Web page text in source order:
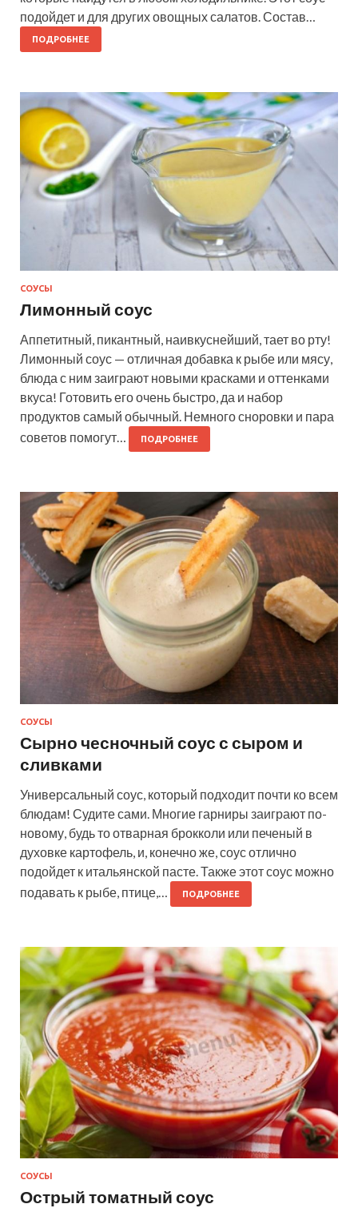
подойдет и для других овощных салатов. Состав…
ПОДРОБНЕЕ
СОУСЫ
Лимонный соус
Аппетитный, пикантный, наивкуснейший, тает во рту!
Лимонный соус — отличная добавка к рыбе или мясу,
блюда с ним заиграют новыми красками и оттенками
вкуса! Готовить его очень быстро, да и набор
продуктов самый обычный. Немного сноровки и пара
советов помогут…
ПОДРОБНЕЕ
СОУСЫ
Сырно чесночный соус с сыром и
сливками
Универсальный соус, который подходит почти ко всем
блюдам! Судите сами. Многие гарниры заиграют по-
новому, будь то отварная брокколи или печеный в
духовке картофель, и, конечно же, соус отлично
подойдет к итальянской пасте. Также этот соус можно
подавать к рыбе, птице,…
ПОДРОБНЕЕ
СОУСЫ
Острый томатный соус